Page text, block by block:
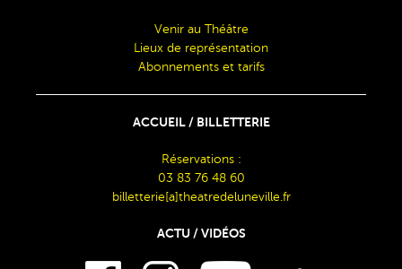
Venir au Théâtre
Lieux de représentation
Abonnements et tarifs
ACCUEIL / BILLETTERIE
Réservations :
03 83 76 48 60
billetterie[a]theatredeluneville.fr
ACTU / VIDÉOS